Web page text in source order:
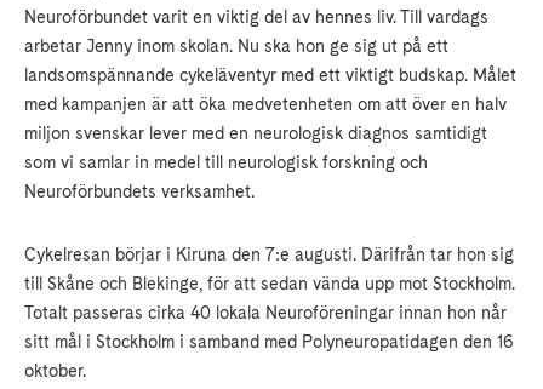
Neuroförbundet varit en viktig del av hennes liv. Till vardags
arbetar Jenny inom skolan. Nu ska hon ge sig ut på ett
landsomspännande cykeläventyr med ett viktigt budskap. Målet
med kampanjen är att öka medvetenheten om att över en halv
miljon svenskar lever med en neurologisk diagnos samtidigt
som vi samlar in medel till neurologisk forskning och
Neuroförbundets verksamhet.
Cykelresan börjar i Kiruna den 7:e augusti. Därifrån tar hon sig
till Skåne och Blekinge, för att sedan vända upp mot Stockholm.
Totalt passeras cirka 40 lokala Neuroföreningar innan hon når
sitt mål i Stockholm i samband med Polyneuropatidagen den 16
oktober.